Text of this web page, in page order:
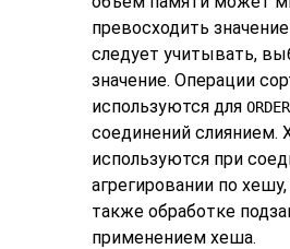
превосходить значение
следует учитывать,
значение. Операции
используются для
соединений слиянием.
используются при
агрегировании по
также обработке
применением хеша.